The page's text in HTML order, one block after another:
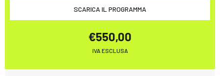
SCARICA IL PROGRAMMA
€550,00
IVA ESCLUSA